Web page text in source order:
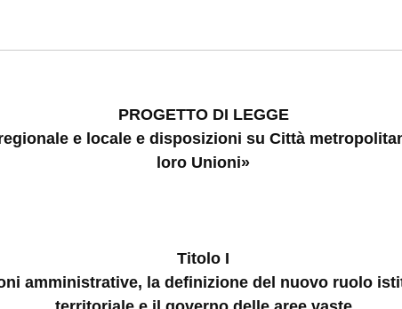
PROGETTO DI LEGGE
e locale e disposizioni su Città
loro Unioni»
Titolo I
amministrative, la definizione del nuovo ruolo